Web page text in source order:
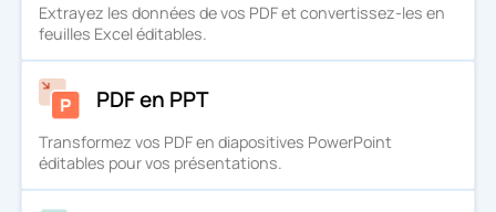
Extrayez les données de vos PDF et convertissez-les en
feuilles Excel éditables.
PDF en PPT
Transformez vos PDF en diapositives PowerPoint
éditables pour vos présentations.